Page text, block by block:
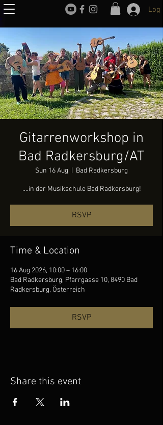
Log
Gitarrenworkshop in
Bad Radkersburg/AT
Sun 16 Aug Bad Radkersburg
....in der Musikschule Bad Radkersburg!
RSVP
Time & Location
16 Aug 2026, 10:00 – 16:00
Bad Radkersburg, Pfarrgasse 10, 8490 Bad
Radkersburg, Österreich
RSVP
Share this event